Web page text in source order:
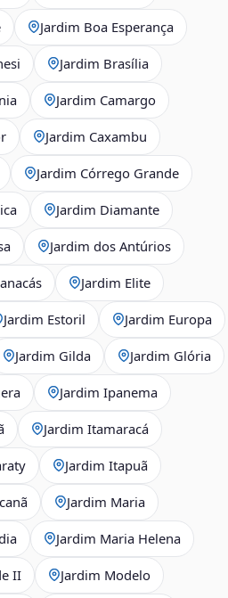
Jardim Boa Esperança
Jardim Brasília
Jardim Camargo
Jardim Caxambu
Jardim Córrego Grande
Jardim Diamante
Jardim dos Antúrios
Jardim Elite
Jardim Estoril Jardim Europa
Jardim Gilda Jardim Glória
Jardim Ipanema
Jardim Itamaracá
Jardim Itapuã
Jardim Maria
Jardim Maria Helena
II Jardim Modelo